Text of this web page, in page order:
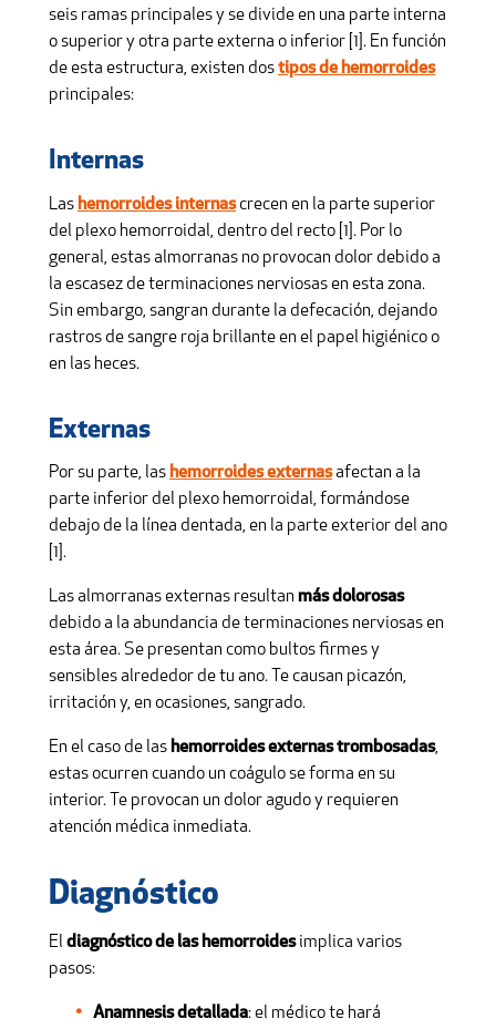
seis ramas principales y se divide en una parte interna
o superior y otra parte externa o inferior [1]. En función
de esta estructura, existen dostipos de hemorroides
principales:
Internas
Las hemorroides internascrecen en la parte superior
del plexo hemorroidal, dentro del recto [1]. Por lo
general, estas almorranas no provocan dolor debido a
la escasez de terminaciones nerviosas en esta zona.
Sin embargo, sangran durante la defecación, dejando
rastros de sangre roja brillante en el papel higiénico o
en las heces.
Externas
Por su parte, lashemorroides externasafectan a la
parte inferior del plexo hemorroidal, formándose
debajo de la línea dentada, en la parte exterior del ano
[1].
Las almorranas externas resultan más dolorosas
debido a la abundancia de terminaciones nerviosas en
esta área. Se presentan como bultos firmes y
sensibles alrededor de tu ano. Te causan picazón,
irritación y, en ocasiones, sangrado.
En el caso de lashemorroides externas trombosadas,
estas ocurren cuando un coágulo se forma en su
interior. Te provocan un dolor agudo y requieren
atención médica inmediata.
Diagnóstico
El diagnóstico de las hemorroidesimplica varios
pasos:
Anamnesis detallada: el médico te hará